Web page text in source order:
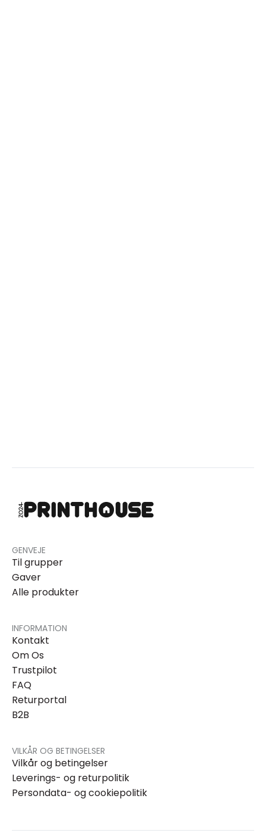
GENVEJE
Til grupper
Gaver
Alle produkter
INFORMATION
Kontakt
Om Os
Trustpilot
FAQ
Returportal
B2B
VILKÅR OG BETINGELSER
Vilkår og betingelser
Leverings- og returpolitik
Persondata- og cookiepolitik